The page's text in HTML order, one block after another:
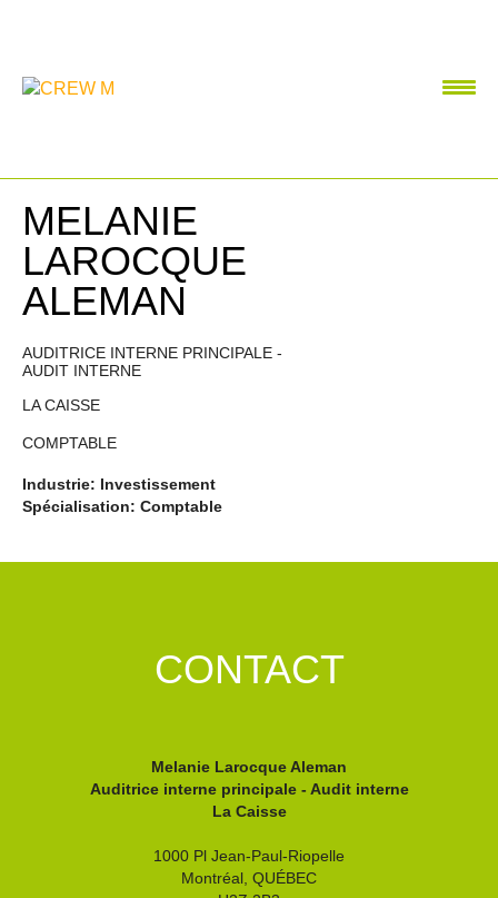
MELANIE
LAROCQUE
ALEMAN
AUDITRICE INTERNE PRINCIPALE -
AUDIT INTERNE
LA CAISSE
COMPTABLE
Industrie: Investissement
Spécialisation: Comptable
CONTACT
Melanie Larocque Aleman
Auditrice interne principale - Audit interne
La Caisse
1000 Pl Jean-Paul-Riopelle
Montréal, QUÉBEC